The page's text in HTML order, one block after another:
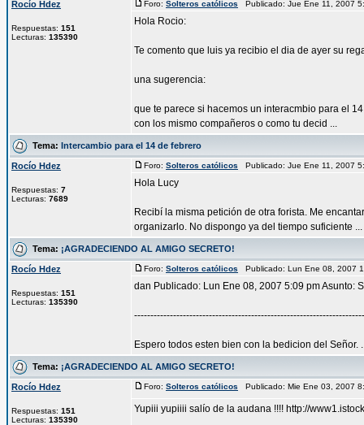
Rocío Hdez
Respuestas: 151
Lecturas: 135390
Foro: Solteros católicos Publicado: Jue Ene 11, 2007
Hola Rocio:
Te comento que luis ya recibio el dia de ayer su
una sugerencia:
que te parece si hacemos un interacmbio para el
con los mismo compañeros o como tu decid ...
Tema: Intercambio para el 14 de febrero
Rocío Hdez
Respuestas: 7
Lecturas: 7689
Foro: Solteros católicos Publicado: Jue Ene 11, 2007
Hola Lucy
Recibí la misma petición de otra forista. Me
organizarlo. No dispongo ya del tiempo suficiente ...
Tema: ¡AGRADECIENDO AL AMIGO SECRETO!
Rocío Hdez
Respuestas: 151
Lecturas: 135390
Foro: Solteros católicos Publicado: Lun Ene 08, 2007
dan Publicado: Lun Ene 08, 2007 5:09 pm Asunto:
Espero todos esten bien con la bedicion del Señor.
Tema: ¡AGRADECIENDO AL AMIGO SECRETO!
Rocío Hdez
Respuestas: 151
Lecturas: 135390
Foro: Solteros católicos Publicado: Mie Ene 03, 2007
Yupiii yupiiii salío de la audana !!!! http://